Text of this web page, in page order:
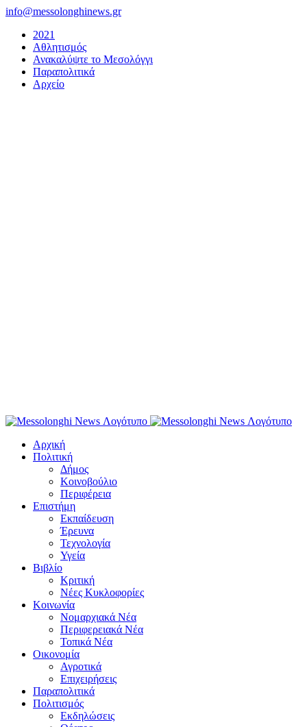
Μετάβαση
περιεχόμενο
info@messolonghinews.gr
2021
Αθλητισμός
Ανακαλύψτε το Μεσολόγγι
Παραπολιτικά
Αρχείο
Αρχική
Πολιτική
Δήμος
Κοινοβούλιο
Περιφέρεια
Επιστήμη
Εκπαίδευση
Έρευνα
Τεχνολογία
Υγεία
Βιβλίο
Κριτική
Νέες Κυκλοφορίες
Κοινωνία
Νομαρχιακά Νέα
Περιφερειακά Νέα
Τοπικά Νέα
Οικονομία
Αγροτικά
Επιχειρήσεις
Παραπολιτικά
Πολιτισμός
Εκδηλώσεις